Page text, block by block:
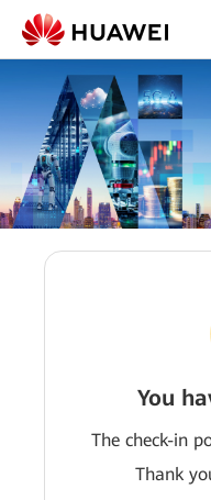
You
The check-in
Thank